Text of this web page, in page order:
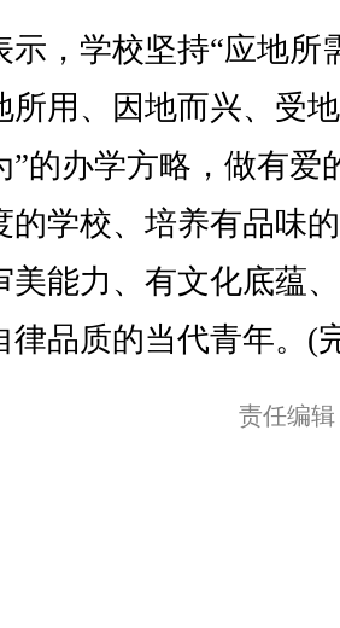
，学校坚持“应地所
所用、因地而兴、受
”的办学方略，做有爱
的学校、培养有品味
美能力、有文化底蕴
律品质的当代青年。(
责任编